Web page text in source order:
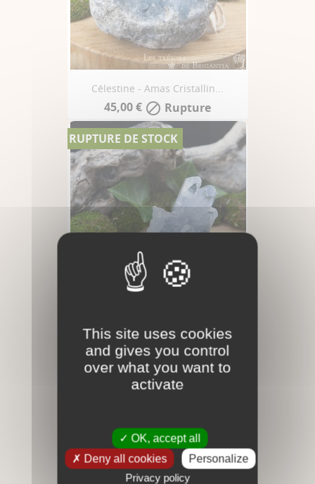
Célestine - Amas Cristallin...
45,00 €  Rupture
14,00 € Rupture
RUPTURE DE STOCK
RUPTURE DE STOCK
This site uses cookies
and gives you control
over what you want to
activate
OK, accept all
Deny all cookies
Personalize
Privacy policy